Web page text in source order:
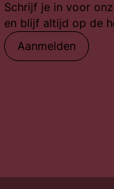
Schrijf je in voor
en blijf altijd op de
Aanmelden